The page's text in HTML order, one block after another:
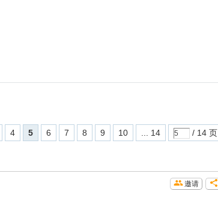
4 5 6 7 8 9 10 ... 14 / 14 页
邀请